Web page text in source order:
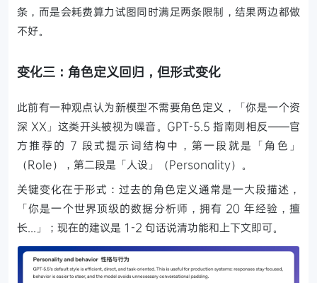
条，而是会耗费算力试图同时满足两条限制，结果两边都做
不好。
变化三：角色定义回归，但形式变化
此前有一种观点认为新模型不需要角色定义，「你是一个资
深 XX」这类开头被视为噪音。GPT-5.5 指南则相反——官
方推荐的 7 段式提示词结构中，第一段就是「角色」
（Role），第二段是「人设」（Personality）。
关键变化在于形式：过去的角色定义通常是一大段描述，
「你是一个世界顶级的数据分析师，拥有 20 年经验，擅
长...」；现在的建议是 1-2 句话说清功能和上下文即可。